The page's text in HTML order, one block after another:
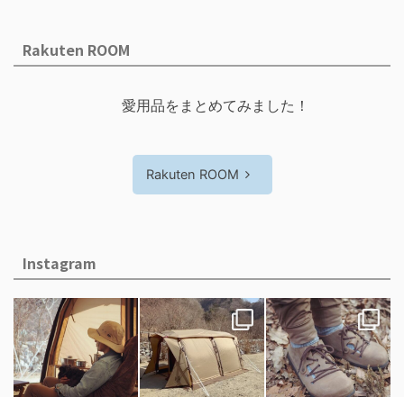
Rakuten ROOM
愛用品をまとめてみました！
Rakuten ROOM
Instagram